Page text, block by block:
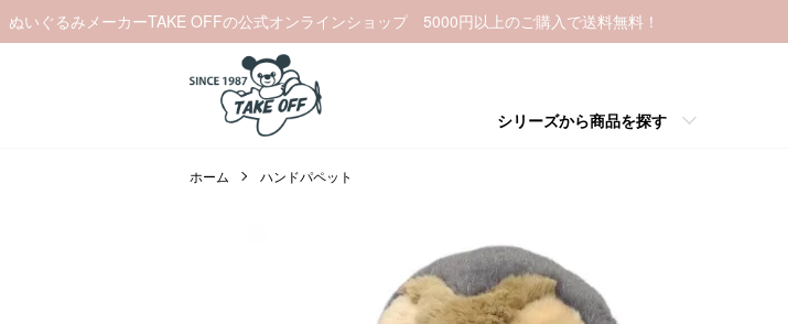
ぬいぐるみメーカーTAKE OFFの公式オンラインショップ 5000円以上のご購入で送料無料！
シリーズから商品を探す
ホーム ハンドパペット